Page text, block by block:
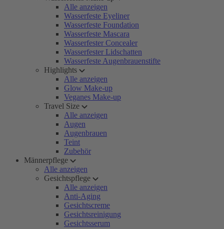
Alle anzeigen
Wasserfeste Eyeliner
Wasserfeste Foundation
Wasserfeste Mascara
Wasserfester Concealer
Wasserfester Lidschatten
Wasserfeste Augenbrauenstifte
Highlights
Alle anzeigen
Glow Make-up
Veganes Make-up
Travel Size
Alle anzeigen
Augen
Augenbrauen
Teint
Zubehör
Männerpflege
Alle anzeigen
Gesichtspflege
Alle anzeigen
Anti-Aging
Gesichtscreme
Gesichtsreinigung
Gesichtsserum